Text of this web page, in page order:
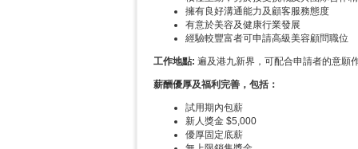
擁有良好溝通能力及顧客服務態度
有意於美容及健康行業發展
經驗較豐富者可申請高級美容顧問職位
工作地點: 遍及港九新界，可配合申請者的意願
薪酬優厚及福利完善，包括：
試用期內包薪
新人獎金 $5,000
優厚固定底薪